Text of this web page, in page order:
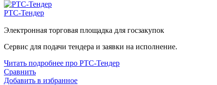
РТС-Тендер
Электронная торговая площадка для госзакупок
Сервис для подачи тендера и заявки на исполнение.
Читать подробнее про РТС-Тендер
Сравнить
Добавить в избранное